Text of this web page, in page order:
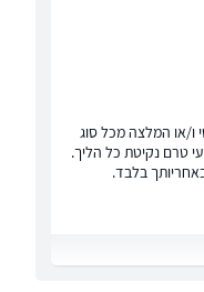
ו/או המלצה מכל סוג
טרם נקיטת כל הליך.
בלבד.